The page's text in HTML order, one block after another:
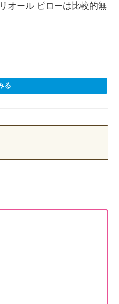
オール ピローは比較的無
る